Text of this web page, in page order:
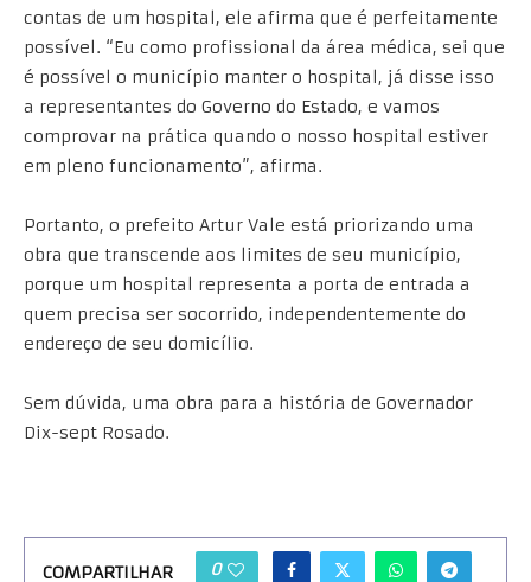
contas de um hospital, ele afirma que é perfeitamente
possível. “Eu como profissional da área médica, sei que
é possível o município manter o hospital, já disse isso
a representantes do Governo do Estado, e vamos
comprovar na prática quando o nosso hospital estiver
em pleno funcionamento”, afirma.
Portanto, o prefeito Artur Vale está priorizando uma
obra que transcende aos limites de seu município,
porque um hospital representa a porta de entrada a
quem precisa ser socorrido, independentemente do
endereço de seu domicílio.
Sem dúvida, uma obra para a história de Governador
Dix-sept Rosado.
COMPARTILHAR 0